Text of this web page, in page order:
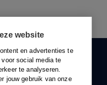
website
en advertenties te
social media te
te analyseren.
jouw gebruik van onze